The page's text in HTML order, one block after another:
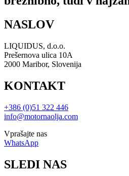
NASLOV
LIQUIDUS, d.o.o.
Prešernova ulica 10A
2000 Maribor, Slovenija
KONTAKT
+386 (0)51 322 446
info@motornaolja.com
Vprašajte nas
WhatsApp
SLEDI NAS